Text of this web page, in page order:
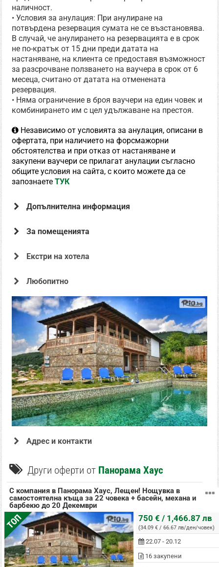
наличност.
• Условия за анулация: При анулиране на
потвърдена резервация сумата не се възстановява.
В случай, че анулирането на резервацията е в срок
не по-кратък от 15 дни преди датата на
настаняване, на клиента се предоставя възможност
за разсрочване ползването на ваучера в срок от 6
месеца, считано от датата на отменената
резервация.
• Няма ограничение в броя ваучери на един човек и
комбинирането им с цел удължаване на престоя.
Независимо от условията за анулация, описани в
офертата, при наличието на форсмажорни
обстоятелства и при отказ от настаняване и
закупени ваучери се прилагат анулации съгласно
общите условия на сайта, с които можете да се
запознаетеТУК
Допълнителна информация
За помещенията
Екстри на хотела
Офертата е предоставена от
Любопитно
Адрес и контакти
СОЛЮШЪНС"ООД , ЕИК: BG204456882" и промотирана от Гранд Травъл ООД,
с ЕИК: BG202191378 притежаващ лиценз за извършване на туроператорска
дейност съгласно удостоверение за регистрация PK-01-7019/04.12.2012г.
(застрахователна полица с № 03700100006218 със срок на валидност от
07.01.2026г. до 06.01.2027г. до собственик на разделите: Туризъм, Почивки
в България, Почивки и Екскурзии в Чужбина в Rio.bg.
Други оферти от Панорама Хаус
С компания в Панорама Хаус, Лещен! Нощувка в
самостоятелна къща за 22 човека + басейн, механа и
барбекю до 20 Декември
ТОП 750 € / 1,466.87 лв
(34.09 € / 66.67 лв/ден/човек)
22.07 - 20.12
16 закупени